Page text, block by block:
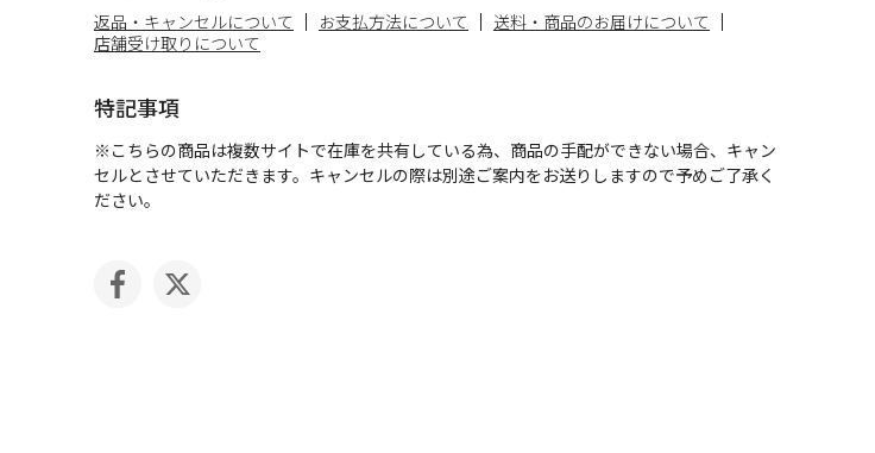
返品・キャンセルについて お支払方法について
送料・商品のお届けについて
店舗受け取りについて
特記事項
※こちらの商品は複数サイトで在庫を共有している為、商品の手配ができない場合、キャン
セルとさせていただきます。キャンセルの際は別途ご案内をお送りしますので予めご了承く
ださい。